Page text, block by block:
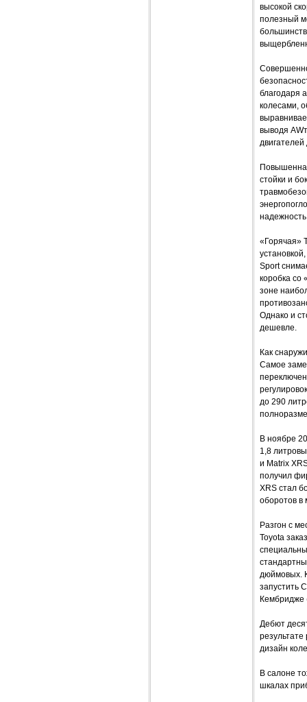
высокой
полезный
благодаря
колесами,
выводя
стойки и
«Горячая»
Sport
коробка со
зоне
Однако и
дешевле.
Как
Самое
до 290
В ноябре
1,8
и Matrix
получил
XRS стал
оборотов в
Разгон с
Toyota
дюймовых.
запустить
Кембридже
Дебют
дизайн
В салоне
шкалах